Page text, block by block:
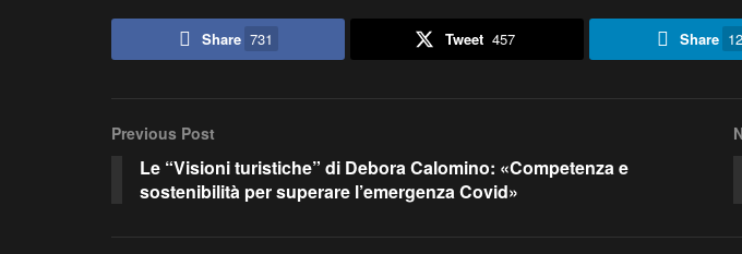
Share 731 Tweet 457 Share
Previous Post
Le “Visioni turistiche” di Debora Calomino: «Competenza e
sostenibilità per superare l’emergenza Covid»